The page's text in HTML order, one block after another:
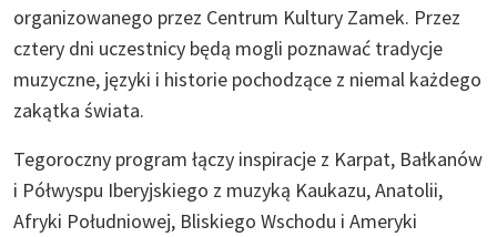
organizowanego przez Centrum Kultury Zamek. Przez
cztery dni uczestnicy będą mogli poznawać tradycje
muzyczne, języki i historie pochodzące z niemal każdego
zakątka świata.
Tegoroczny program łączy inspiracje z Karpat, Bałkanów
i Półwyspu Iberyjskiego z muzyką Kaukazu, Anatolii,
Afryki Południowej, Bliskiego Wschodu i Ameryki